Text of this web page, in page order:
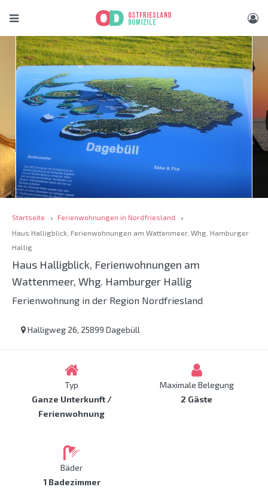
Startseite
Ferienwohnungen in Nordfriesland
Haus Halligblick, Ferienwohnungen am Wattenmeer, Whg. Hamburger
Hallig
Haus Halligblick, Ferienwohnungen am
Wattenmeer, Whg. Hamburger Hallig
Ferienwohnung in der Region Nordfriesland
Halligweg 26, 25899 Dagebüll
Typ
Ganze Unterkunft /
Ferienwohnung
Maximale Belegung
2 Gäste
Bäder
1 Badezimmer